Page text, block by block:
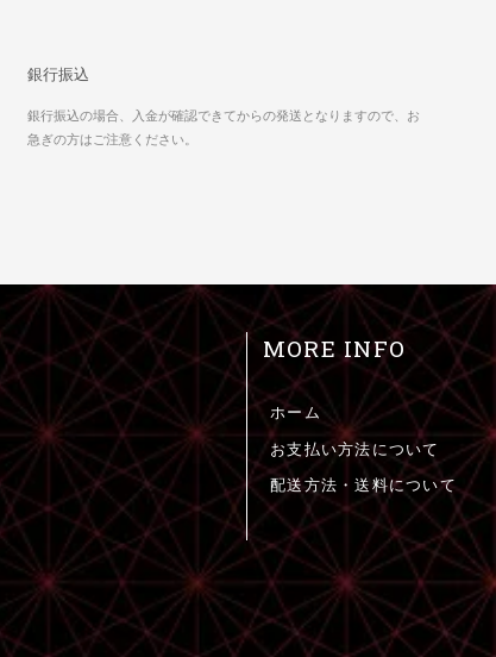
銀行振込
銀行振込の場合、入金が確認できてからの発送となりますので、お
急ぎの方はご注意ください。
MORE INFO
ホーム
お支払い方法について
配送方法・送料について